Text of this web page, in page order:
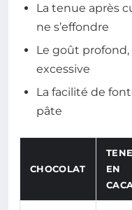
La tenue après
ne s’effondre
Le goût
excessive
La facilité de
pâte
CHOCOLAT
EN